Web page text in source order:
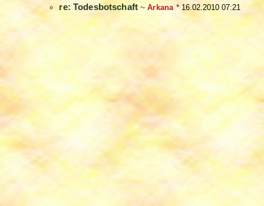
re: Todesbotschaft ~Arkana* 16.02.2010 07:21